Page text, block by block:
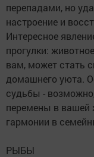
перепадами, но
настроение и
Интересное
прогулки:
вам, может стать
домашнего уюта.
судьбы -
перемены в вашей
гармонии в
РЫБЫ